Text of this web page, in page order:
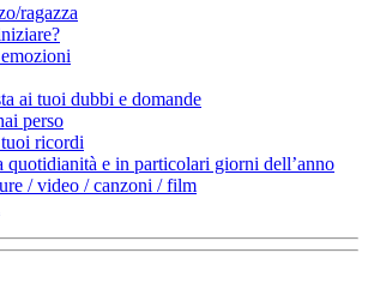
ragazza
ai tuoi dubbi e domande
perso
ricordi
quotidianità e in particolari giorni dell’anno
/ video / canzoni / film